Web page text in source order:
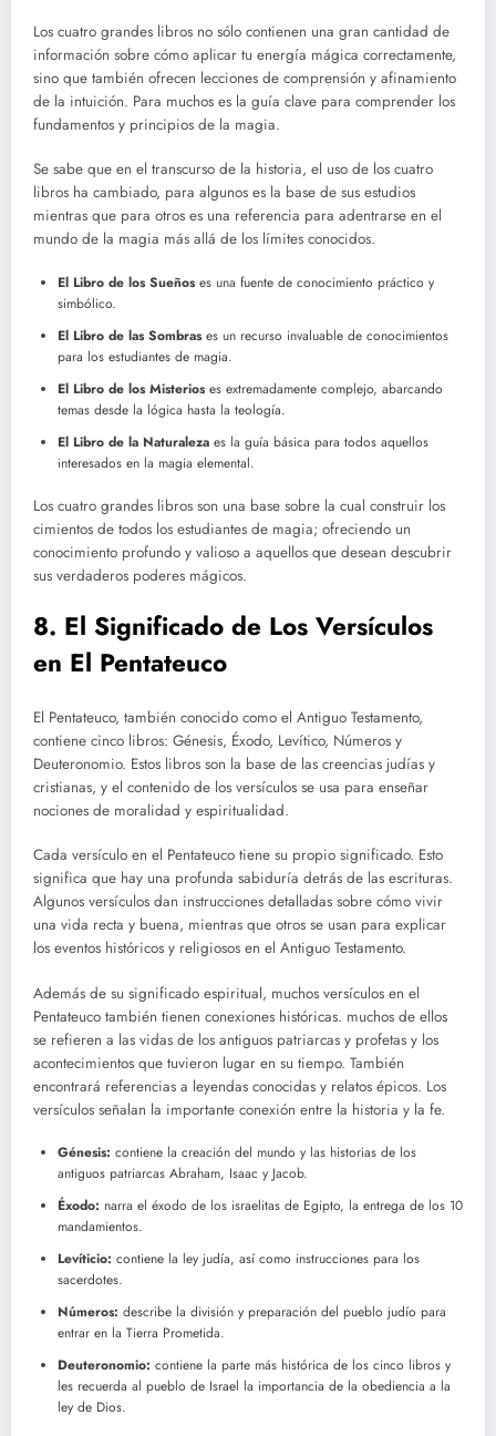
Los cuatro grandes libros no sólo contienen una gran cantidad de
información sobre cómo aplicar tu energía mágica correctamente,
sino que también ofrecen lecciones de comprensión y afinamiento
de la intuición. Para muchos es la guía clave para comprender los
fundamentos y principios de la magia.
Se sabe que en el transcurso de la historia, el uso de los cuatro
libros ha cambiado, para algunos es la base de sus estudios
mientras que para otros es una referencia para adentrarse en el
mundo de la magia más allá de los límites conocidos.
El Libro de los Sueñoses una fuente de conocimiento práctico y
simbólico.
El Libro de las Sombrases un recurso invaluable de conocimientos
para los estudiantes de magia.
El Libro de los Misterioses extremadamente complejo, abarcando
temas desde la lógica hasta la teología.
El Libro de la Naturaleza es la guía básica para todos aquellos
interesados en la magia elemental.
Los cuatro grandes libros son una base sobre la cual construir los
cimientos de todos los estudiantes de magia; ofreciendo un
conocimiento profundo y valioso a aquellos que desean descubrir
sus verdaderos poderes mágicos.
8. El Significado de Los Versículos
en El Pentateuco
El Pentateuco, también conocido como el Antiguo Testamento,
contiene cinco libros: Génesis, Éxodo, Levítico, Números y
Deuteronomio. Estos libros son la base de las creencias judías y
cristianas, y el contenido de los versículos se usa para enseñar
nociones de moralidad y espiritualidad.
Cada versículo en el Pentateuco tiene su propio significado. Esto
significa que hay una profunda sabiduría detrás de las escrituras.
Algunos versículos dan instrucciones detalladas sobre cómo vivir
una vida recta y buena, mientras que otros se usan para explicar
los eventos históricos y religiosos en el Antiguo Testamento.
Además de su significado espiritual, muchos versículos en el
Pentateuco también tienen conexiones históricas. muchos de ellos
se refieren a las vidas de los antiguos patriarcas y profetas y los
acontecimientos que tuvieron lugar en su tiempo. También
encontrará referencias a leyendas conocidas y relatos épicos. Los
versículos señalan la importante conexión entre la historia y la fe.
Génesis: contiene la creación del mundo y las historias de los
antiguos patriarcas Abraham, Isaac y Jacob.
Éxodo: narra el éxodo de los israelitas de Egipto, la entrega de los 10
mandamientos.
Levíticio: contiene la ley judía, así como instrucciones para los
sacerdotes.
Números: describe la división y preparación del pueblo judío para
entrar en la Tierra Prometida.
Deuteronomio: contiene la parte más histórica de los cinco libros y
les recuerda al pueblo de Israel la importancia de la obediencia a la
ley de Dios.